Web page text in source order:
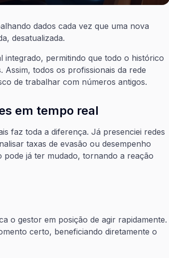
dados cada vez que uma nova
desatualizada.
integrado, permitindo que todo o histórico
Assim, todos os profissionais da rede
de trabalhar com números antigos.
em tempo real
faz toda a diferença. Já presenciei redes
taxas de evasão ou desempenho
pode já ter mudado, tornando a reação
o gestor em posição de agir rapidamente.
certo, beneficiando diretamente o